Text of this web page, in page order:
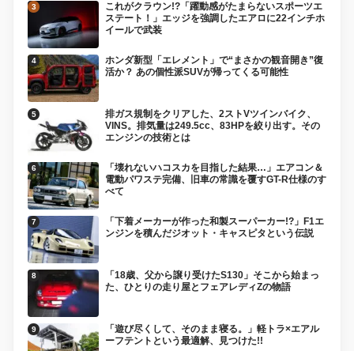
これがクラウン!?「躍動感がたまらないスポーツエ
ステート！」エッジを強調したエアロに22インチホ
イールで武装
ホンダ新型「エレメント」で“まさかの観音開き”復
活か？ あの個性派SUVが帰ってくる可能性
排ガス規制をクリアした、2ストVツインバイク、
VINS。排気量は249.5cc、83HPを絞り出す。その
エンジンの技術とは
「壊れないハコスカを目指した結果…」エアコン＆
電動パワステ完備、旧車の常識を覆すGT-R仕様のす
べて
「下着メーカーが作った和製スーパーカー!?」F1エ
ンジンを積んだジオット・キャスピタという伝説
「18歳、父から譲り受けたS130」そこから始まっ
た、ひとりの走り屋とフェアレディZの物語
「遊び尽くして、そのまま寝る。」軽トラ×エアル
ーフテントという最適解、見つけた!!